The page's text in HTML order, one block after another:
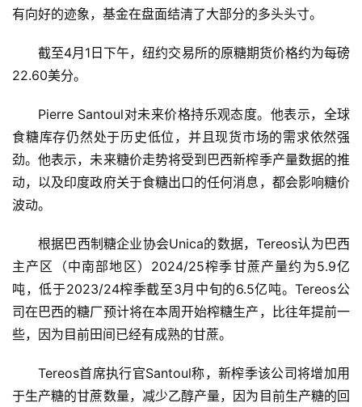
有向好的迹象，基金在盘面结清了大部分的多头头寸。
截至4月1日下午，纽约交易所的原糖期货价格约为每磅
22.60美分。
Pierre Santoul对未来价格持乐观态度。他表示，全球
食糖库存仍然处于历史低位，并且现货市场的需求依然强
劲。他表示，未来糖价走势将受到巴西新榨季产量数据的推
动，以及印度政府关于食糖出口的任何消息，都会影响糖价
波动。
根据巴西制糖企业协会Unica的数据，Tereos认为巴西
主产区（中南部地区）2024/25榨季甘蔗产量约为5.9亿
吨，低于2023/24榨季截至3月中旬的6.5亿吨。Tereos公
司在巴西的糖厂预计将在本周开始榨糖生产，比往年提前一
些，因为目前田间已经有成熟的甘蔗。
Tereos首席执行官Santoul称，新榨季该公司将增加用
于生产糖的甘蔗数量，减少乙醇产量，因为目前生产糖的回